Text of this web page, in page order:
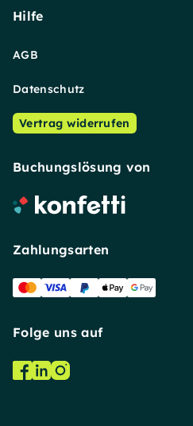
Hilfe
AGB
Datenschutz
Vertrag widerrufen
Buchungslösung von
Zahlungsarten
Folge uns auf